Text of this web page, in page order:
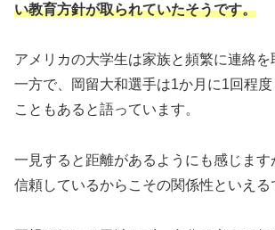
い教育方針が取られていたそうです。
アメリカの大学生は家族と頻繁に連絡
一方で、岡留大和選手は1か月に1回程
こともあると語っています。
一見すると距離があるようにも感じます
信頼しているからこその関係性といえる